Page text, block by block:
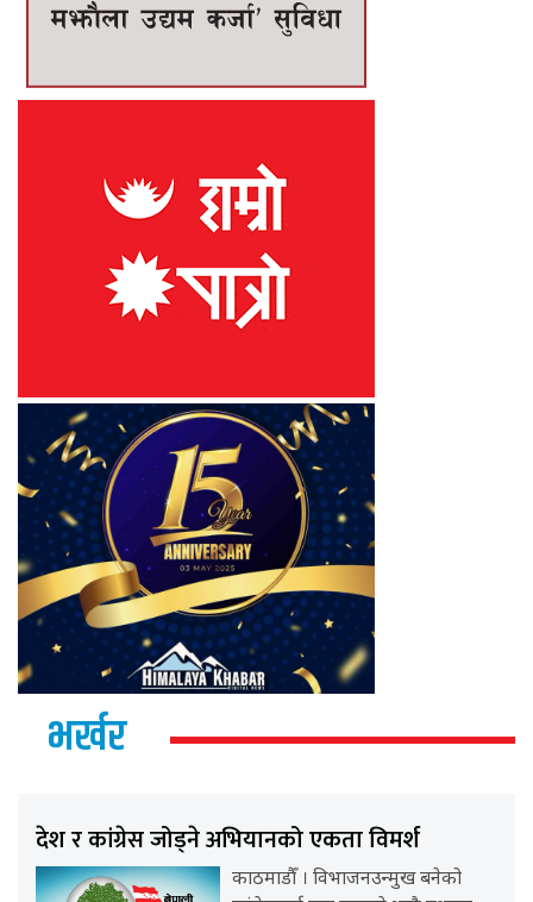
भर्खर
देश र कांग्रेस जोड्ने अभियानको एकता विमर्श
काठमाडौँ । विभाजनउन्मुख बनेको